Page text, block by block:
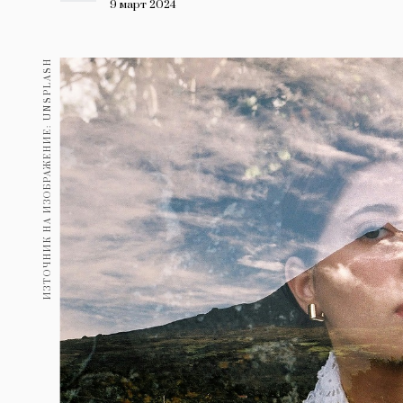
Здраве 389
Gentlemen
382
Wellness 1817
ПОСЛЕДВАЙТЕ
НИ
9 март 2024
ИЗТОЧНИК НА ИЗОБРАЖЕНИЕ: UNSPLASH